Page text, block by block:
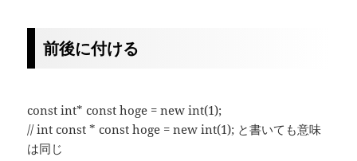
前後に付ける
const int* const hoge = new int(1);
// int const * const hoge = new int(1); と書いても意味
は同じ